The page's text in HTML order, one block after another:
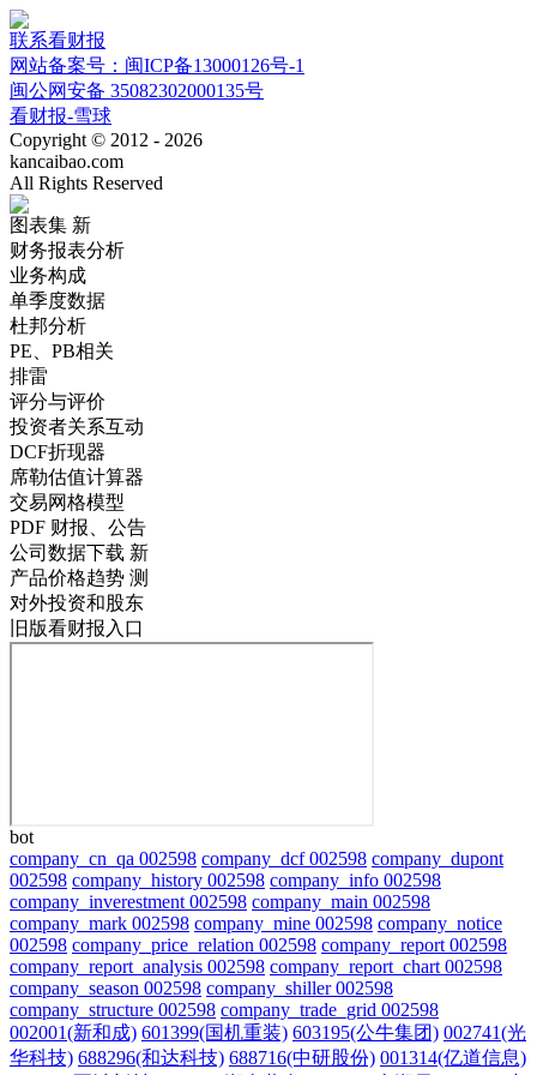
联系看财报
网站备案号：闽ICP备13000126号-1
闽公网安备 35082302000135号
看财报-雪球
Copyright © 2012 - 2026
kancaibao.com
All Rights Reserved
图表集 新
财务报表分析
业务构成
单季度数据
杜邦分析
PE、PB相关
排雷
评分与评价
投资者关系互动
DCF折现器
席勒估值计算器
交易网格模型
PDF 财报、公告
公司数据下载 新
产品价格趋势 测
对外投资和股东
旧版看财报入口
bot
company_cn_qa 002598 company_dcf 002598 company_dupont
002598 company_history 002598 company_info 002598
company_inverestment 002598 company_main 002598
company_mark 002598 company_mine 002598 company_notice
002598 company_price_relation 002598 company_report 002598
company_report_analysis 002598 company_report_chart 002598
company_season 002598 company_shiller 002598
company_structure 002598 company_trade_grid 002598
002001(新和成) 601399(国机重装) 603195(公牛集团) 002741(光
华科技) 688296(和达科技) 688716(中研股份) 001314(亿道信息)